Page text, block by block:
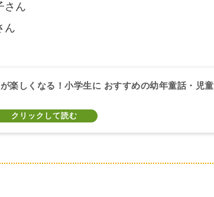
さん
ん
楽しくなる！小学生に おすすめの幼年童話・児童